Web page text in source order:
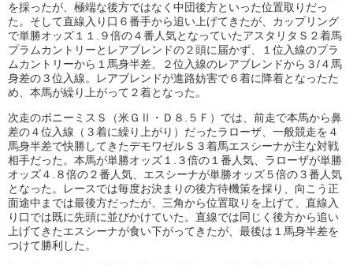
を採ったが、極端な後方ではなく中団後方といった位置取りだっ
た。そして直線入り口６番手から追い上げてきたが、カップリング
で単勝オッズ１１.９倍の４番人気となっていたアスタリタＳ２着馬
プラムカントリーとレアブレンドの２頭に届かず、１位入線のプラ
ムカントリーから１馬身半差、２位入線のレアブレンドから３/４馬
身差の３位入線。レアブレンドが進路妨害で６着に降着となったた
め、本馬が繰り上がって２着となった。
次走のボニーミスＳ（米ＧⅡ・Ｄ８.５Ｆ）では、前走で本馬から鼻
差の４位入線（３着に繰り上がり）だったラローザ、一般競走を４
馬身半差で快勝してきたデモワゼルＳ３着馬エスシーナが主な対戦
相手だった。本馬が単勝オッズ１.３倍の１番人気、ラローザが単勝
オッズ４.８倍の２番人気、エスシーナが単勝オッズ５倍の３番人気
となった。レースでは毎度お決まりの後方待機策を採り、向こう正
面途中までは最後方だったが、三角から位置取りを上げて、直線入
り口では既に先頭に並びかけていた。直線では同じく後方から追い
上げてきたエスシーナが食い下がってきたが、最後は１馬身半差を
つけて勝利した。